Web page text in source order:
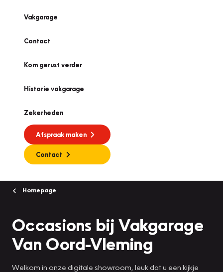
Vakgarage
Contact
Kom gerust verder
Historie vakgarage
Zekerheden
Afspraak maken
Contact
Homepage
Occasions bij Vakgarage
Van Oord-Vleming
Welkom in onze digitale showroom, leuk dat u een kijkje